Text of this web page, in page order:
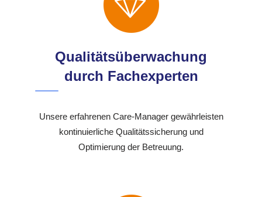
Qualitätsüberwachung
durch Fachexperten
Unsere erfahrenen Care-Manager gewährleisten
kontinuierliche Qualitätssicherung und
Optimierung der Betreuung.